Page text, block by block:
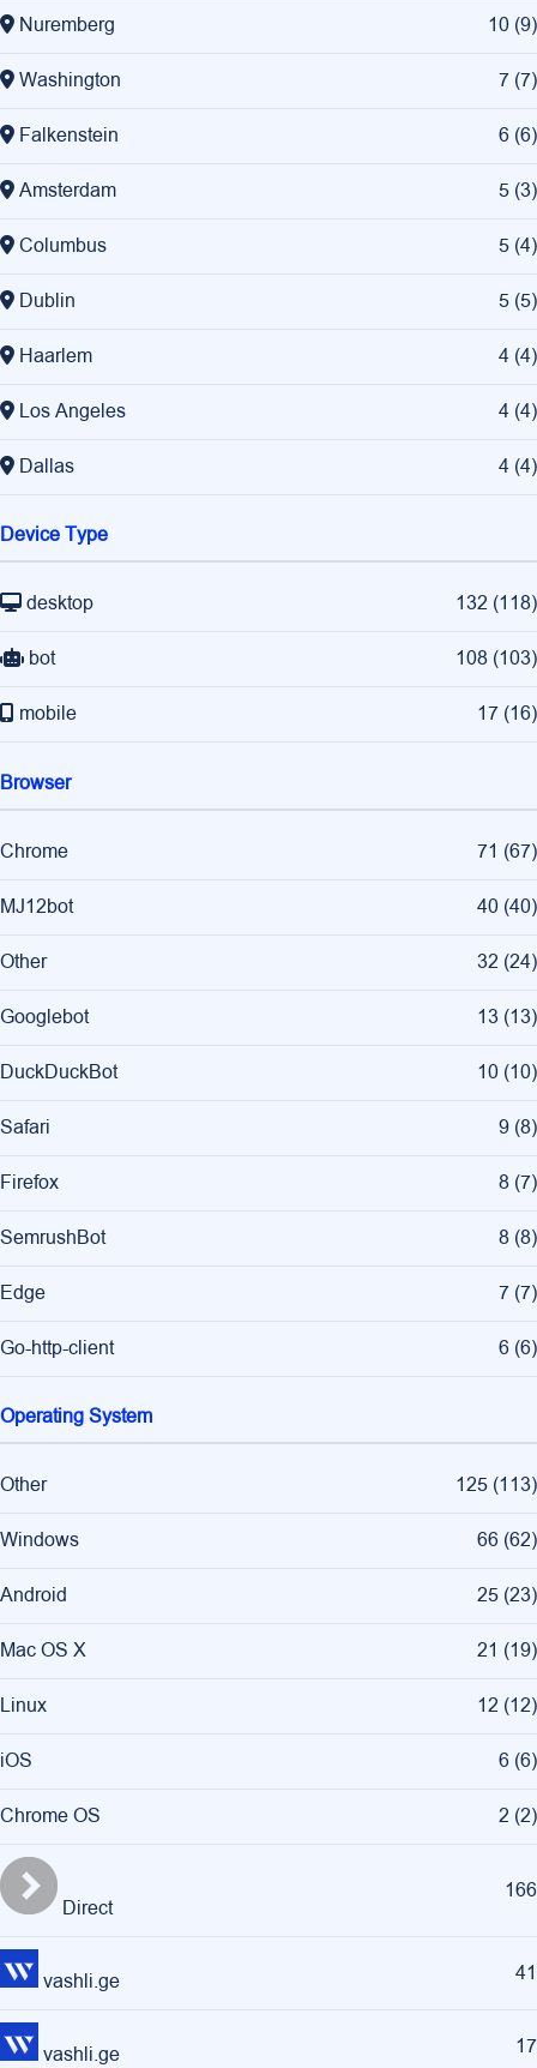
Nuremberg 10 (9)
Washington 7 (7)
Falkenstein 6 (6)
Amsterdam 5 (3)
Columbus 5 (4)
Dublin 5 (5)
Haarlem 4 (4)
Los Angeles 4 (4)
Dallas 4 (4)
Device Type
desktop 132 (118)
bot 108 (103)
mobile 17 (16)
Browser
Chrome 71 (67)
MJ12bot 40 (40)
Other 32 (24)
Googlebot 13 (13)
DuckDuckBot 10 (10)
Safari 9 (8)
Firefox 8 (7)
SemrushBot 8 (8)
Edge 7 (7)
Go-http-client 6 (6)
Operating System
Other 125 (113)
Windows 66 (62)
Android 25 (23)
Mac OS X 21 (19)
Linux 12 (12)
iOS 6 (6)
Chrome OS 2 (2)
Direct
166
vashli.ge 41
vashli.ge 17